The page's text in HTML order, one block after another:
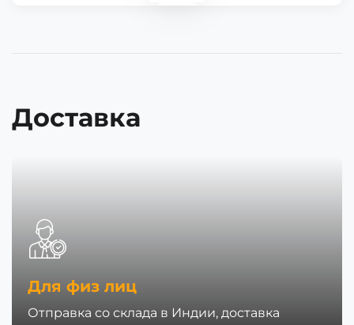
Доставка
Для физ лиц
Отправка со склада в Индии, доставка